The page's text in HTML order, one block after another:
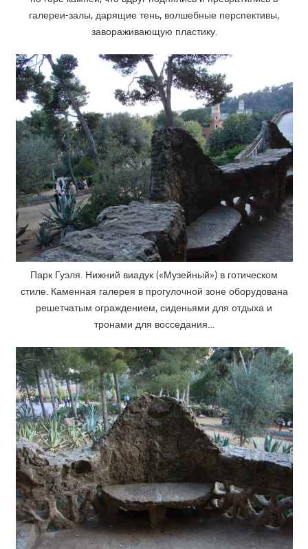
галереи-залы, дарящие тень, волшебные перспективы,
завораживающую пластику.
Парк Гуэля. Нижний виадук («Музейный») в готическом
стиле. Каменная галерея в прогулочной зоне оборудована
решетчатым ограждением, сиденьями для отдыха и
тронами для восседания…